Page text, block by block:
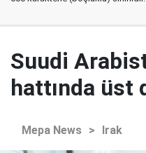
Suudi
hattında üst
Mepa News > Irak